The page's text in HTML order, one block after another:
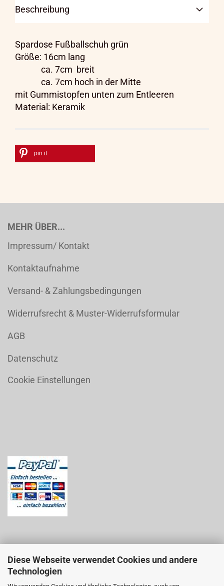
Diese Webseite verwendet Cookies und andere
Technologien
Beschreibung
Spardose Fußballschuh grün
Größe: 16cm lang
ca. 7cm breit
ca. 7cm hoch in der Mitte
mit Gummistopfen unten zum Entleeren
Material: Keramik
pin it
MEHR ÜBER...
Impressum/ Kontakt
Kontaktaufnahme
Versand- & Zahlungsbedingungen
Widerrufsrecht & Muster-Widerrufsformular
AGB
Datenschutz
Cookie Einstellungen